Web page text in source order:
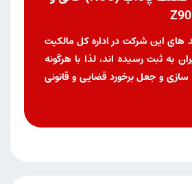
های این شرکت در اداره کل مالکیت
به ثبت رسیده اند، لذا با هرگونه
سازی و جعل برخورد قضایی و قانونی